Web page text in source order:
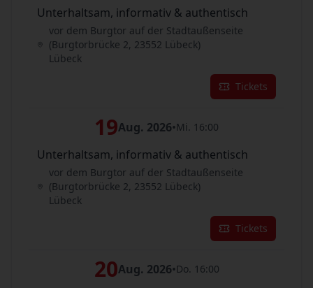
Unterhaltsam, informativ & authentisch
vor dem Burgtor auf der Stadtaußenseite
(Burgtorbrücke 2, 23552 Lübeck)
Lübeck
Tickets
19Aug. 2026•Mi. 16:00
Unterhaltsam, informativ & authentisch
vor dem Burgtor auf der Stadtaußenseite
(Burgtorbrücke 2, 23552 Lübeck)
Lübeck
Tickets
20Aug. 2026•Do. 16:00